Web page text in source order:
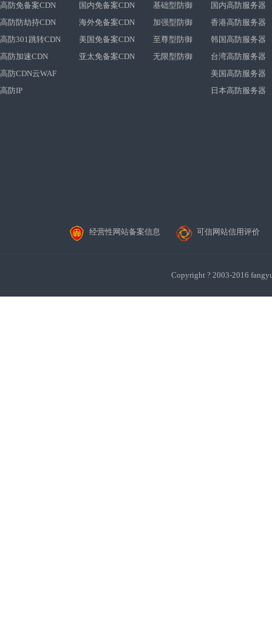
高防免备案CDN
高防防劫持CDN
高防301跳转CDN
高防加速CDN
高防CDN云WAF
高防IP
国内免备案CDN
海外免备案CDN
美国免备案CDN
亚太免备案CDN
基础型防御
加强型防御
至尊型防御
无限型防御
国内高防服务器
香港高防服务器
韩国高防服务器
台湾高防服务器
美国高防服务器
日本高防服务器
经营性网站备案信息 可信网站信用评价
Copyright ? 2003-2016